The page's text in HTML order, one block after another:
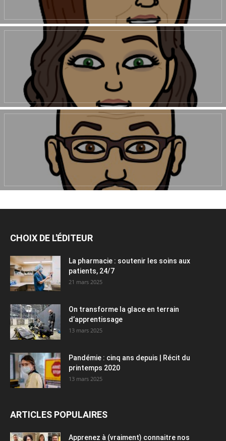
CHOIX DE L'ÉDITEUR
La pharmacie : soutenir les soins aux
patients, 24/7
21 mars 2025
On transforme la glace en terrain
d’apprentissage
13 mars 2025
Pandémie : cinq ans depuis | Récit du
printemps 2020
13 mars 2025
ARTICLES POPULAIRES
Apprenez à (vraiment) connaitre nos